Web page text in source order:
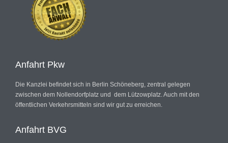
Anfahrt Pkw
Die Kanzlei befindet sich in Berlin Schöneberg, zentral gelegen
zwischen dem Nollendorfplatz und dem Lützowplatz. Auch mit den
öffentlichen Verkehrsmitteln sind wir gut zu erreichen.
Anfahrt BVG